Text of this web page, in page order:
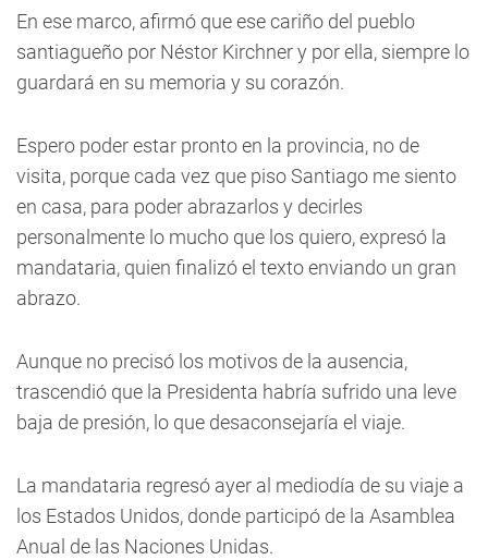
En ese marco, afirmó que ese cariño del pueblo
santiagueño por Néstor Kirchner y por ella, siempre lo
guardará en su memoria y su corazón.
Espero poder estar pronto en la provincia, no de
visita, porque cada vez que piso Santiago me siento
en casa, para poder abrazarlos y decirles
personalmente lo mucho que los quiero, expresó la
mandataria, quien finalizó el texto enviando un gran
abrazo.
Aunque no precisó los motivos de la ausencia,
trascendió que la Presidenta habría sufrido una leve
baja de presión, lo que desaconsejaría el viaje.
La mandataria regresó ayer al mediodía de su viaje a
los Estados Unidos, donde participó de la Asamblea
Anual de las Naciones Unidas.